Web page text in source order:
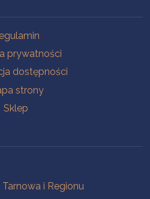
prywatności
dostępności
strony
Sklep
i Regionu